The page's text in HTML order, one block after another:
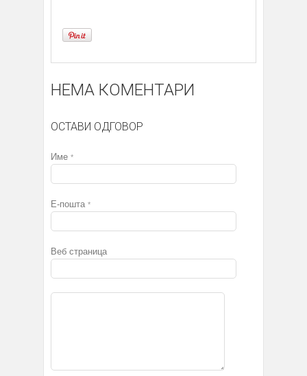
НЕМА КОМЕНТАРИ
ОСТАВИ ОДГОВОР
Име *
Е-пошта *
Веб страница